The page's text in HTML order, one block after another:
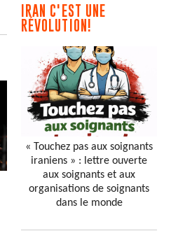
IRAN C'EST UNE
RÉVOLUTION!
« Touchez pas aux soignants
iraniens » : lettre ouverte
aux soignants et aux
organisations de soignants
dans le monde